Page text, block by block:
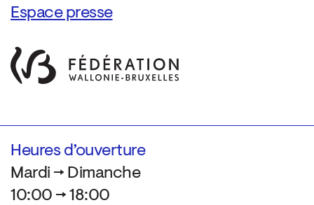
Espace presse
Heures d’ouverture
Mardi → Dimanche
10:00 → 18:00